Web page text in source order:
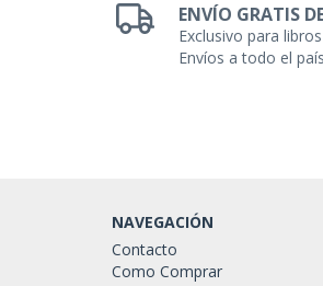
ENVÍO GRATIS
Exclusivo para
Envíos a todo el
NAVEGACIÓN
Contacto
Como Comprar